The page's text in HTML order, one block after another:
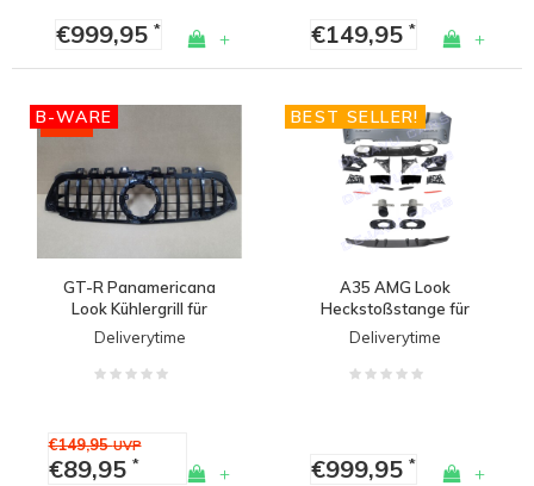
€999,95* + €149,95* +
-40%
B-WARE
GT-R Panamericana
Look Kühlergrill für
Mercedes Benz A-
Klasse W177 / V177 -
(B-WARE)
Deliverytime
€149,95UVP
€89,95 * +
BEST SELLER!
A35 AMG Look
Heckstoßstange für
Mercedes Benz A Klasse
V177 Limousine
Deliverytime
€999,95* +